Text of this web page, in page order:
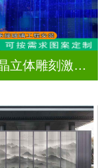
玄关水晶立体雕刻激光内雕发光玻璃背景墙